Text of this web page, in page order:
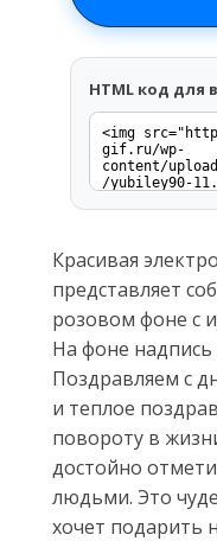
HTML код для
Красивая
представляет
розовом фоне с
На фоне надпись
Поздравляем с
и теплое
повороту в
достойно
людьми. Это
хочет подарить